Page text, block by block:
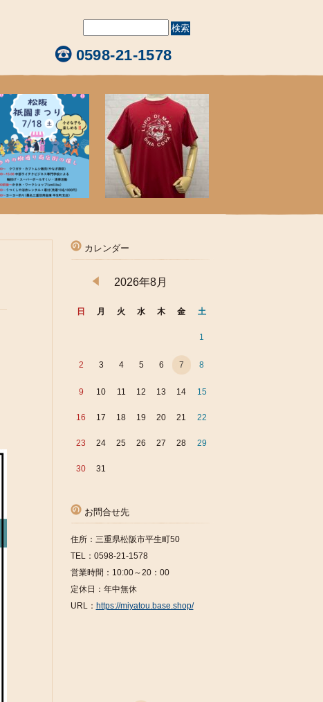
0598-21-1578
カレンダー
2026年8月
日 月 火 水 木 金 土
1
2 3 4 5 6 7 8
9 10 11 12 13 14 15
16 17 18 19 20 21 22
23 24 25 26 27 28 29
30 31
お問合せ先
住所：三重県松阪市平生町50
TEL：0598-21-1578
営業時間：10:00～20：00
定休日：年中無休
URL： https://miyatou.base.shop/